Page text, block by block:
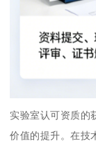
实验室认可资质的
价值的提升。在技